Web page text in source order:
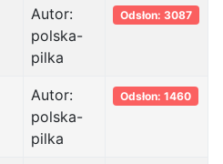
Autor:
polska-
pilka
Odsłon: 3087
Autor:
polska-
pilka
Odsłon: 1460